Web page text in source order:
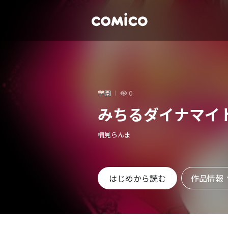
学園 0
みちるダイナマイ
楠見らんま
はじめから読む 作品情報